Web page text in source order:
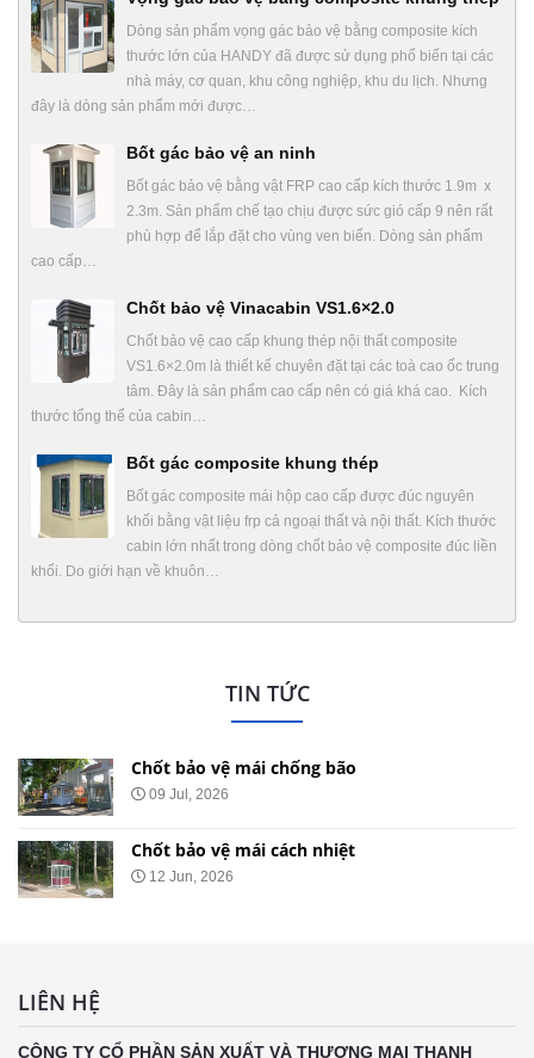
Dòng sản phẩm vọng gác bảo vệ bằng composite kích
thước lớn của HANDY đã được sử dụng phổ biến tại các
nhà máy, cơ quan, khu công nghiệp, khu du lịch. Nhưng
đây là dòng sản phẩm mới được…
Bốt gác bảo vệ an ninh
Bốt gác bảo vệ bằng vật FRP cao cấp kích thước 1.9m x
2.3m. Sản phẩm chế tạo chịu được sức gió cấp 9 nên rất
phù hợp để lắp đặt cho vùng ven biển. Dòng sản phẩm
cao cấp…
Chốt bảo vệ Vinacabin VS1.6×2.0
Chốt bảo vệ cao cấp khung thép nội thất composite
VS1.6×2.0m là thiết kế chuyên đặt tại các toà cao ốc trung
tâm. Đây là sản phẩm cao cấp nên có giá khá cao. Kích
thước tổng thể của cabin…
Bốt gác composite khung thép
Bốt gác composite mái hộp cao cấp được đúc nguyên
khối bằng vật liệu frp cả ngoại thất và nội thất. Kích thước
cabin lớn nhất trong dòng chốt bảo vệ composite đúc liền
khối. Do giới hạn về khuôn…
TIN TỨC
Chốt bảo vệ mái chống bão
09 Jul, 2026
Chốt bảo vệ mái cách nhiệt
12 Jun, 2026
LIÊN HỆ
CÔNG TY CỔ PHẦN SẢN XUẤT VÀ THƯƠNG MẠI THANH